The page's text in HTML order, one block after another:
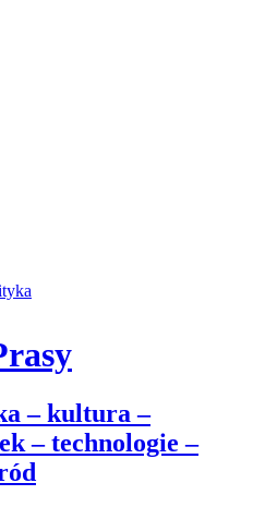
– kultura –
– technologie –